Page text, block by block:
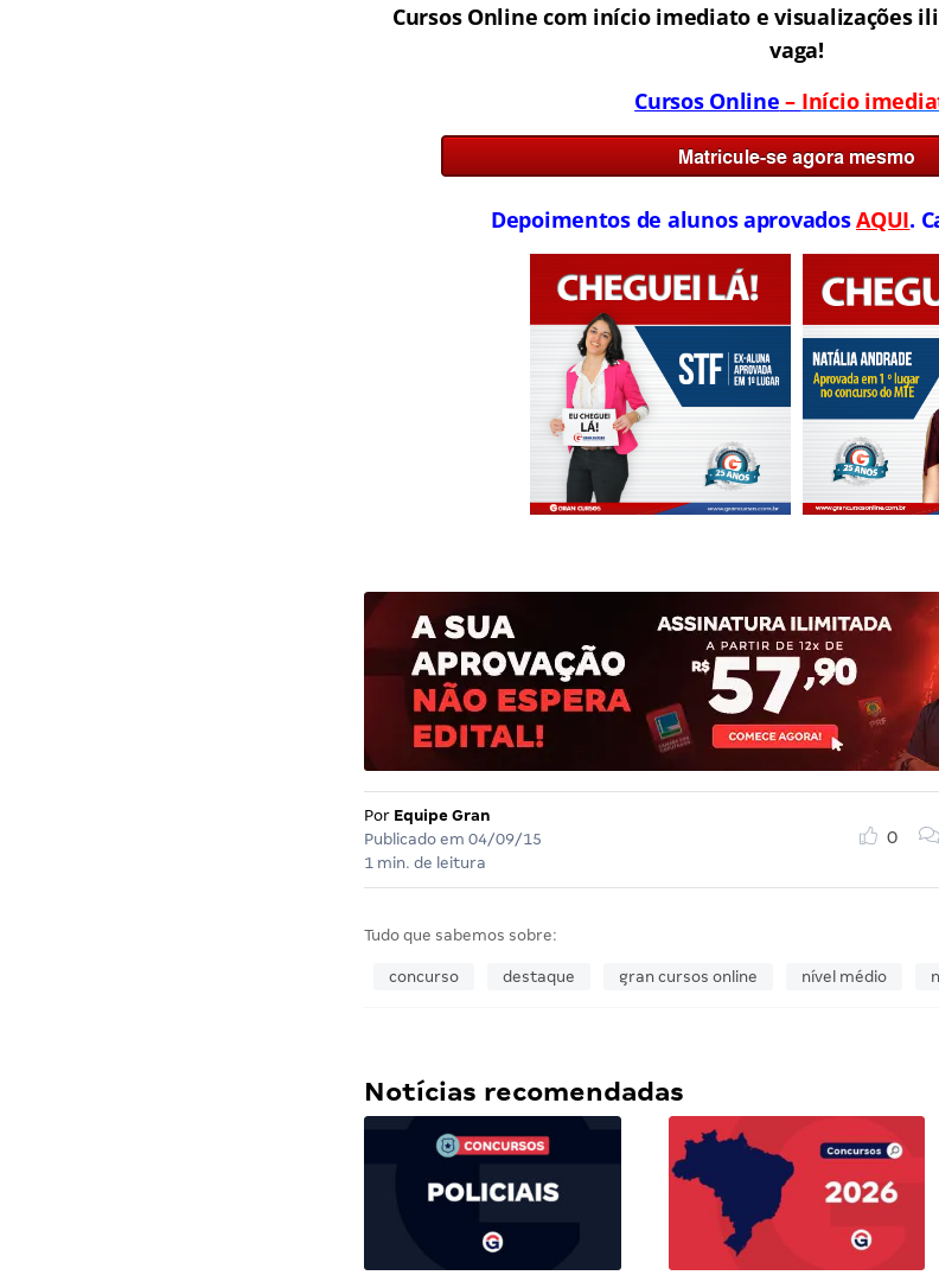
Cursos Online com início imediato e visualizações
vaga!
Cursos Online – Início
Depoimentos de alunos aprovadosAQUI.
Por Equipe Gran
Publicado em 04/09/15
1 min. de leitura
0
Tudo que sabemos sobre:
concurso destaque gran cursos online nível médio
Notícias recomendadas